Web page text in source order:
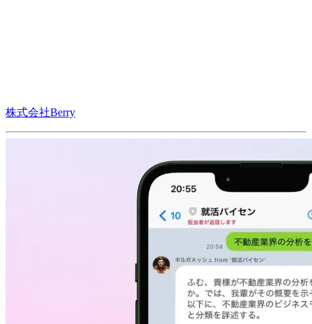
株式会社Berry